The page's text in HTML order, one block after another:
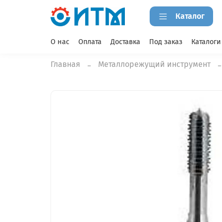
Каталог
О нас Оплата Доставка Под заказ Каталоги
Главная Металлорежущий инструмент